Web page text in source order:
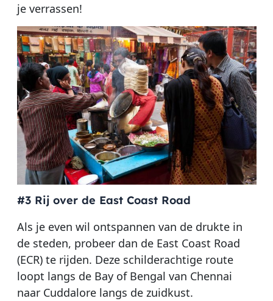
je verrassen!
#3 Rij over de East Coast Road
Als je even wil ontspannen van de drukte in
de steden, probeer dan de East Coast Road
(ECR) te rijden. Deze schilderachtige route
loopt langs de Bay of Bengal van Chennai
naar Cuddalore langs de zuidkust.